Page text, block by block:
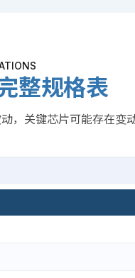
整规格表
关键芯片可能存在变